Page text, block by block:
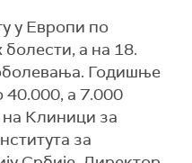
у Европи по
а на 18.
Годишње
40.000, а 7.000
на Клиници за
за